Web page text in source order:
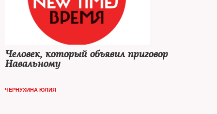
Человек, который объявил приговор
Навальному
ЧЕРНУХИНА ЮЛИЯ